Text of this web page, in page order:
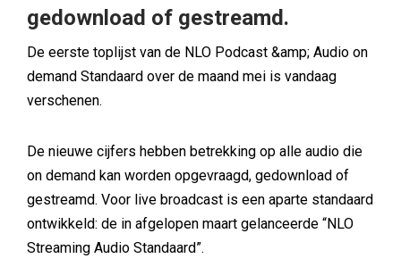
gedownload of gestreamd.
De eerste toplijst van de NLO Podcast &amp; Audio on
demand Standaard over de maand mei is vandaag
verschenen.
De nieuwe cijfers hebben betrekking op alle audio die
on demand kan worden opgevraagd, gedownload of
gestreamd. Voor live broadcast is een aparte standaard
ontwikkeld: de in afgelopen maart gelanceerde “NLO
Streaming Audio Standaard”.